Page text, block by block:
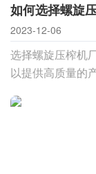
如何选择螺旋
2023-12-06
选择螺旋压榨机
以提供高质量的
和质量。在市场
择一家可靠的